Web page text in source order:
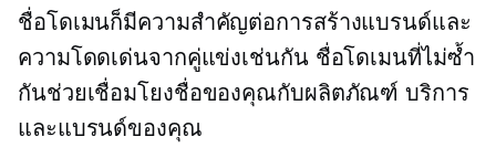
ชื่อโดเมนก็มีความสำคัญต่อการสร้างแบรนด์และ
ความโดดเด่นจากคู่แข่งเช่นกัน ชื่อโดเมนที่ไม่ซ้ำ
กันช่วยเชื่อมโยงชื่อของคุณกับผลิตภัณฑ์ บริการ
และแบรนด์ของคุณ